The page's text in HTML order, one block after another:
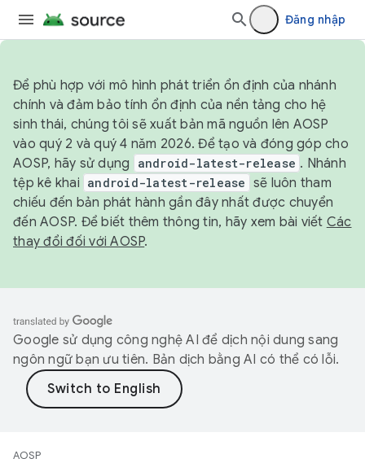
Đăng nhập
Để phù hợp với mô hình phát triển ổn định của nhánh
chính và đảm bảo tính ổn định của nền tảng cho hệ
sinh thái, chúng tôi sẽ xuất bản mã nguồn lên AOSP
vào quý 2 và quý 4 năm 2026. Để tạo và đóng góp cho
AOSP, hãy sử dụng
android-latest-release . Nhánh
tệp kê khai android-latest-release sẽ luôn tham
chiếu đến bản phát hành gần đây nhất được chuyển
đến AOSP. Để biết thêm thông tin, hãy xem bài viết Các
thay đổi đối với AOSP.
Google sử dụng công nghệ AI để dịch nội dung sang
ngôn ngữ bạn ưu tiên. Bản dịch bằng AI có thể có lỗi.
AOSP